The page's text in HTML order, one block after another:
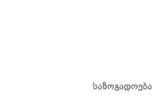
საზოგადოება